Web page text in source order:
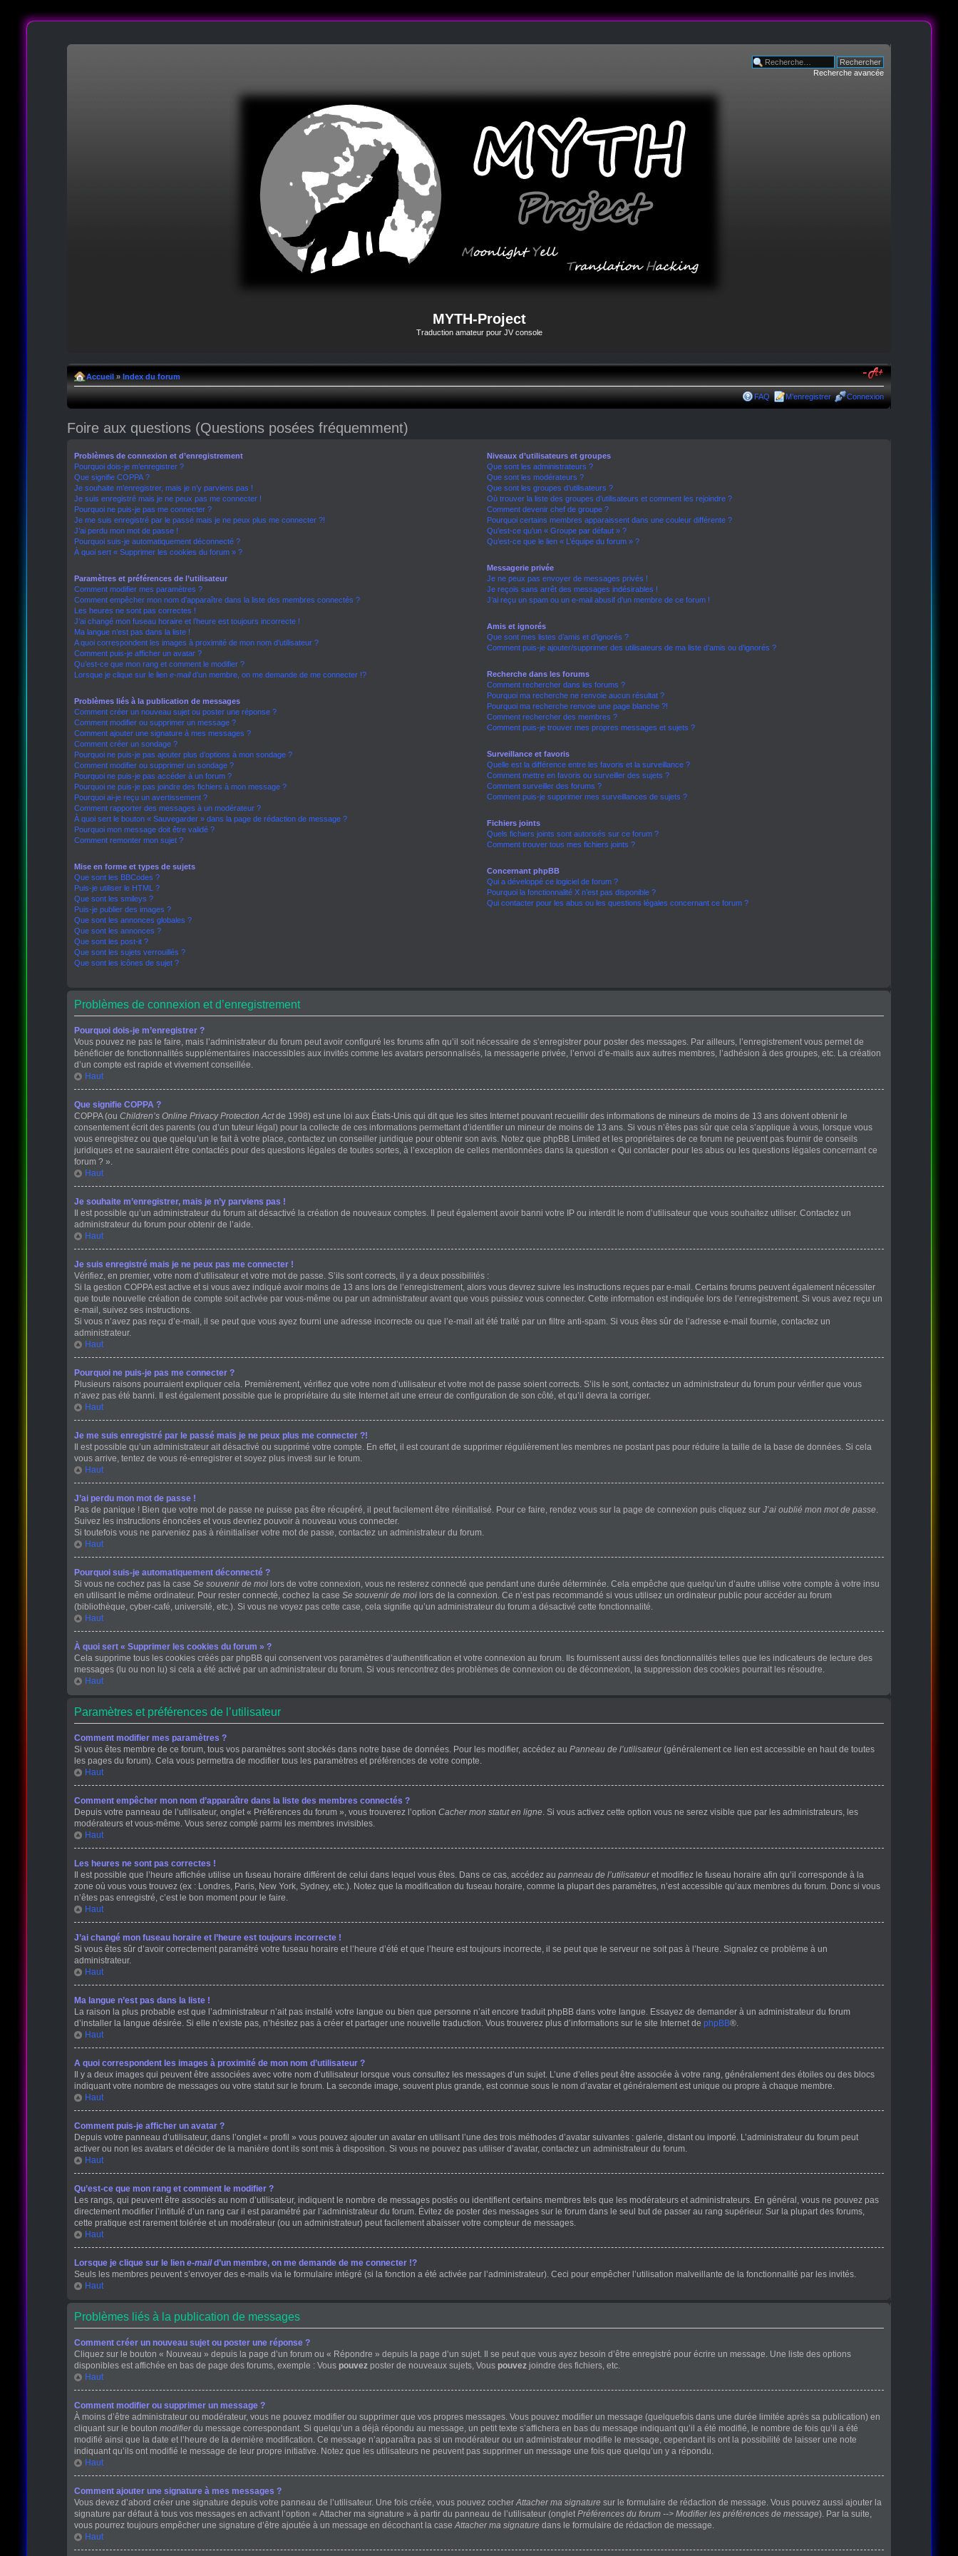
Recherche avancée
MYTH-Project
Traduction amateur pour JV console
Accueil» Index du forum
FAQ M’enregistrer Connexion
Foire aux questions (Questions posées fréquemment)
Problèmes de connexion et d’enregistrement
Pourquoi dois-je m’enregistrer ?
Que signifie COPPA ?
Je souhaite m’enregistrer, mais je n’y parviens pas !
Je suis enregistré mais je ne peux pas me connecter !
Pourquoi ne puis-je pas me connecter ?
Je me suis enregistré par le passé mais je ne peux plus me connecter ?!
J’ai perdu mon mot de passe !
Pourquoi suis-je automatiquement déconnecté ?
À quoi sert « Supprimer les cookies du forum » ?
Paramètres et préférences de l’utilisateur
Comment modifier mes paramètres ?
Comment empêcher mon nom d’apparaître dans la liste des membres connectés ?
Les heures ne sont pas correctes !
J’ai changé mon fuseau horaire et l’heure est toujours incorrecte !
Ma langue n’est pas dans la liste !
A quoi correspondent les images à proximité de mon nom d’utilisateur ?
Comment puis-je afficher un avatar ?
Qu’est-ce que mon rang et comment le modifier ?
Lorsque je clique sur le lien e-maild’un membre, on me demande de me connecter !?
Problèmes liés à la publication de messages
Comment créer un nouveau sujet ou poster une réponse ?
Comment modifier ou supprimer un message ?
Comment ajouter une signature à mes messages ?
Comment créer un sondage ?
Pourquoi ne puis-je pas ajouter plus d’options à mon sondage ?
Comment modifier ou supprimer un sondage ?
Pourquoi ne puis-je pas accéder à un forum ?
Pourquoi ne puis-je pas joindre des fichiers à mon message ?
Pourquoi ai-je reçu un avertissement ?
Comment rapporter des messages à un modérateur ?
À quoi sert le bouton « Sauvegarder » dans la page de rédaction de message ?
Pourquoi mon message doit être validé ?
Comment remonter mon sujet ?
Mise en forme et types de sujets
Que sont les BBCodes ?
Puis-je utiliser le HTML ?
Que sont les smileys ?
Puis-je publier des images ?
Que sont les annonces globales ?
Que sont les annonces ?
Que sont les post-it ?
Que sont les sujets verrouillés ?
Que sont les icônes de sujet ?
Niveaux d’utilisateurs et groupes
Que sont les administrateurs ?
Que sont les modérateurs ?
Que sont les groupes d’utilisateurs ?
Où trouver la liste des groupes d’utilisateurs et comment les rejoindre ?
Comment devenir chef de groupe ?
Pourquoi certains membres apparaissent dans une couleur différente ?
Qu’est-ce qu’un « Groupe par défaut » ?
Qu’est-ce que le lien « L’équipe du forum » ?
Messagerie privée
Je ne peux pas envoyer de messages privés !
Je reçois sans arrêt des messages indésirables !
J’ai reçu un spam ou un e-mail abusif d’un membre de ce forum !
Amis et ignorés
Que sont mes listes d’amis et d’ignorés ?
Comment puis-je ajouter/supprimer des utilisateurs de ma liste d’amis ou d’ignorés ?
Recherche dans les forums
Comment rechercher dans les forums ?
Pourquoi ma recherche ne renvoie aucun résultat ?
Pourquoi ma recherche renvoie une page blanche ?!
Comment rechercher des membres ?
Comment puis-je trouver mes propres messages et sujets ?
Surveillance et favoris
Quelle est la différence entre les favoris et la surveillance ?
Comment mettre en favoris ou surveiller des sujets ?
Comment surveiller des forums ?
Comment puis-je supprimer mes surveillances de sujets ?
Fichiers joints
Quels fichiers joints sont autorisés sur ce forum ?
Comment trouver tous mes fichiers joints ?
Concernant phpBB
Qui a développé ce logiciel de forum ?
Pourquoi la fonctionnalité X n’est pas disponible ?
Qui contacter pour les abus ou les questions légales concernant ce forum ?
Problèmes de connexion et d’enregistrement
Pourquoi dois-je m’enregistrer ?
Vous pouvez ne pas le faire, mais l’administrateur du forum peut avoir configuré les forums afin qu’il soit nécessaire de s’enregistrer pour poster des messages. Par ailleurs, l’enregistrement vous permet de
bénéficier de fonctionnalités supplémentaires inaccessibles aux invités comme les avatars personnalisés, la messagerie privée, l’envoi d’e-mails aux autres membres, l’adhésion à des groupes, etc. La création
d’un compte est rapide et vivement conseillée.
Haut
Que signifie COPPA ?
COPPA (ou Children’s Online Privacy Protection Actde 1998) est une loi aux États-Unis qui dit que les sites Internet pouvant recueillir des informations de mineurs de moins de 13 ans doivent obtenir le
consentement écrit des parents (ou d’un tuteur légal) pour la collecte de ces informations permettant d’identifier un mineur de moins de 13 ans. Si vous n’êtes pas sûr que cela s’applique à vous, lorsque vous
vous enregistrez ou que quelqu’un le fait à votre place, contactez un conseiller juridique pour obtenir son avis. Notez que phpBB Limited et les propriétaires de ce forum ne peuvent pas fournir de conseils
juridiques et ne sauraient être contactés pour des questions légales de toutes sortes, à l’exception de celles mentionnées dans la question « Qui contacter pour les abus ou les questions légales concernant ce
forum ? ».
Haut
Je souhaite m’enregistrer, mais je n’y parviens pas !
Il est possible qu’un administrateur du forum ait désactivé la création de nouveaux comptes. Il peut également avoir banni votre IP ou interdit le nom d’utilisateur que vous souhaitez utiliser. Contactez un
administrateur du forum pour obtenir de l’aide.
Haut
Je suis enregistré mais je ne peux pas me connecter !
Vérifiez, en premier, votre nom d’utilisateur et votre mot de passe. S’ils sont corrects, il y a deux possibilités :
Si la gestion COPPA est active et si vous avez indiqué avoir moins de 13 ans lors de l’enregistrement, alors vous devrez suivre les instructions reçues par e-mail. Certains forums peuvent également nécessiter
que toute nouvelle création de compte soit activée par vous-même ou par un administrateur avant que vous puissiez vous connecter. Cette information est indiquée lors de l’enregistrement. Si vous avez reçu un
e-mail, suivez ses instructions.
Si vous n’avez pas reçu d’e-mail, il se peut que vous ayez fourni une adresse incorrecte ou que l’e-mail ait été traité par un filtre anti-spam. Si vous êtes sûr de l’adresse e-mail fournie, contactez un
administrateur.
Haut
Pourquoi ne puis-je pas me connecter ?
Plusieurs raisons pourraient expliquer cela. Premièrement, vérifiez que votre nom d’utilisateur et votre mot de passe soient corrects. S’ils le sont, contactez un administrateur du forum pour vérifier que vous
n’avez pas été banni. Il est également possible que le propriétaire du site Internet ait une erreur de configuration de son côté, et qu’il devra la corriger.
Haut
Je me suis enregistré par le passé mais je ne peux plus me connecter ?!
Il est possible qu’un administrateur ait désactivé ou supprimé votre compte. En effet, il est courant de supprimer régulièrement les membres ne postant pas pour réduire la taille de la base de données. Si cela
vous arrive, tentez de vous ré-enregistrer et soyez plus investi sur le forum.
Haut
J’ai perdu mon mot de passe !
Pas de panique ! Bien que votre mot de passe ne puisse pas être récupéré, il peut facilement être réinitialisé. Pour ce faire, rendez vous sur la page de connexion puis cliquez sur J’ai oublié mon mot de passe
Suivez les instructions énoncées et vous devriez pouvoir à nouveau vous connecter.
Si toutefois vous ne parveniez pas à réinitialiser votre mot de passe, contactez un administrateur du forum.
Haut
Pourquoi suis-je automatiquement déconnecté ?
Si vous ne cochez pas la case Se souvenir de moilors de votre connexion, vous ne resterez connecté que pendant une durée déterminée. Cela empêche que quelqu’un d’autre utilise votre compte à votre insu
en utilisant le même ordinateur. Pour rester connecté, cochez la case Se souvenir de moilors de la connexion. Ce n’est pas recommandé si vous utilisez un ordinateur public pour accéder au forum
(bibliothèque, cyber-café, université, etc.). Si vous ne voyez pas cette case, cela signifie qu’un administrateur du forum a désactivé cette fonctionnalité.
Haut
À quoi sert « Supprimer les cookies du forum » ?
Cela supprime tous les cookies créés par phpBB qui conservent vos paramètres d’authentification et votre connexion au forum. Ils fournissent aussi des fonctionnalités telles que les indicateurs de lecture des
messages (lu ou non lu) si cela a été activé par un administrateur du forum. Si vous rencontrez des problèmes de connexion ou de déconnexion, la suppression des cookies pourrait les résoudre.
Haut
Paramètres et préférences de l’utilisateur
Comment modifier mes paramètres ?
Si vous êtes membre de ce forum, tous vos paramètres sont stockés dans notre base de données. Pour les modifier, accédez au Panneau de l’utilisateur(généralement ce lien est accessible en haut de toutes
les pages du forum). Cela vous permettra de modifier tous les paramètres et préférences de votre compte.
Haut
Comment empêcher mon nom d’apparaître dans la liste des membres connectés ?
Depuis votre panneau de l’utilisateur, onglet « Préférences du forum », vous trouverez l’option Cacher mon statut en ligne. Si vous activez cette option vous ne serez visible que par les administrateurs, les
modérateurs et vous-même. Vous serez compté parmi les membres invisibles.
Haut
Les heures ne sont pas correctes !
Il est possible que l’heure affichée utilise un fuseau horaire différent de celui dans lequel vous êtes. Dans ce cas, accédez au panneau de l’utilisateuret modifiez le fuseau horaire afin qu’il corresponde à la
zone où vous vous trouvez (ex : Londres, Paris, New York, Sydney, etc.). Notez que la modification du fuseau horaire, comme la plupart des paramètres, n’est accessible qu’aux membres du forum. Donc si vous
n’êtes pas enregistré, c’est le bon moment pour le faire.
Haut
J’ai changé mon fuseau horaire et l’heure est toujours incorrecte !
Si vous êtes sûr d’avoir correctement paramétré votre fuseau horaire et l’heure d’été et que l’heure est toujours incorrecte, il se peut que le serveur ne soit pas à l’heure. Signalez ce problème à un
administrateur.
Haut
Ma langue n’est pas dans la liste !
La raison la plus probable est que l’administrateur n’ait pas installé votre langue ou bien que personne n’ait encore traduit phpBB dans votre langue. Essayez de demander à un administrateur du forum
d’installer la langue désirée. Si elle n’existe pas, n’hésitez pas à créer et partager une nouvelle traduction. Vous trouverez plus d’informations sur le site Internet de phpBB®.
Haut
A quoi correspondent les images à proximité de mon nom d’utilisateur ?
Il y a deux images qui peuvent être associées avec votre nom d’utilisateur lorsque vous consultez les messages d’un sujet. L’une d’elles peut être associée à votre rang, généralement des étoiles ou des blocs
indiquant votre nombre de messages ou votre statut sur le forum. La seconde image, souvent plus grande, est connue sous le nom d’avatar et généralement est unique ou propre à chaque membre.
Haut
Comment puis-je afficher un avatar ?
Depuis votre panneau d’utilisateur, dans l’onglet « profil » vous pouvez ajouter un avatar en utilisant l’une des trois méthodes d’avatar suivantes : galerie, distant ou importé. L’administrateur du forum peut
activer ou non les avatars et décider de la manière dont ils sont mis à disposition. Si vous ne pouvez pas utiliser d’avatar, contactez un administrateur du forum.
Haut
Qu’est-ce que mon rang et comment le modifier ?
Les rangs, qui peuvent être associés au nom d’utilisateur, indiquent le nombre de messages postés ou identifient certains membres tels que les modérateurs et administrateurs. En général, vous ne pouvez pas
directement modifier l’intitulé d’un rang car il est paramétré par l’administrateur du forum. Évitez de poster des messages sur le forum dans le seul but de passer au rang supérieur. Sur la plupart des forums,
cette pratique est rarement tolérée et un modérateur (ou un administrateur) peut facilement abaisser votre compteur de messages.
Haut
Lorsque je clique sur le lien e-maild’un membre, on me demande de me connecter !?
Seuls les membres peuvent s’envoyer des e-mails via le formulaire intégré (si la fonction a été activée par l’administrateur). Ceci pour empêcher l’utilisation malveillante de la fonctionnalité par les invités.
Haut
Problèmes liés à la publication de messages
Comment créer un nouveau sujet ou poster une réponse ?
Cliquez sur le bouton « Nouveau » depuis la page d’un forum ou « Répondre » depuis la page d’un sujet. Il se peut que vous ayez besoin d’être enregistré pour écrire un message. Une liste des options
disponibles est affichée en bas de page des forums, exemple : Vous pouvezposter de nouveaux sujets, Vous pouvezjoindre des fichiers, etc.
Haut
Comment modifier ou supprimer un message ?
À moins d’être administrateur ou modérateur, vous ne pouvez modifier ou supprimer que vos propres messages. Vous pouvez modifier un message (quelquefois dans une durée limitée après sa publication) en
cliquant sur le bouton modifierdu message correspondant. Si quelqu’un a déjà répondu au message, un petit texte s’affichera en bas du message indiquant qu’il a été modifié, le nombre de fois qu’il a été
modifié ainsi que la date et l’heure de la dernière modification. Ce message n’apparaîtra pas si un modérateur ou un administrateur modifie le message, cependant ils ont la possibilité de laisser une note
indiquant qu’ils ont modifié le message de leur propre initiative. Notez que les utilisateurs ne peuvent pas supprimer un message une fois que quelqu’un y a répondu.
Haut
Comment ajouter une signature à mes messages ?
Vous devez d’abord créer une signature depuis votre panneau de l’utilisateur. Une fois créée, vous pouvez cocher Attacher ma signature sur le formulaire de rédaction de message. Vous pouvez aussi ajouter la
signature par défaut à tous vos messages en activant l’option « Attacher ma signature » à partir du panneau de l’utilisateur (onglet Préférences du forum --> Modifier les préférences de message). Par la suite,
vous pourrez toujours empêcher une signature d’être ajoutée à un message en décochant la case Attacher ma signature dans le formulaire de rédaction de message.
Haut